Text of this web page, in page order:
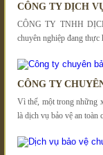
CÔNG TY DỊCH
CÔNG TY TNHH
chuyên nghiệp đang thực
CÔNG TY
Vì thế, một trong những
là dịch vụ bảo vệ an toàn